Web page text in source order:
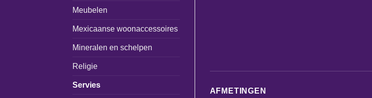
Meubelen
Mexicaanse woonaccessoires
Mineralen en schelpen
Religie
Servies
AFMETINGEN